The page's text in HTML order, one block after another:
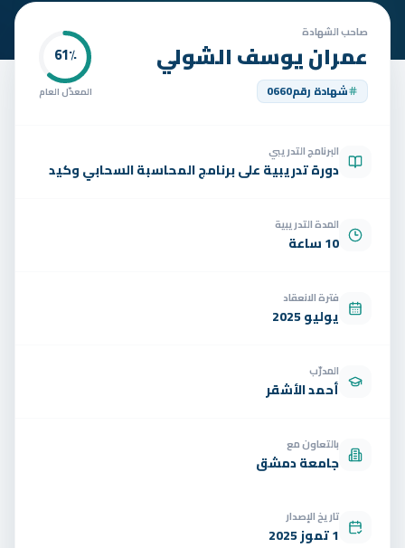
الأمان
تواصل
الوظائف
صاحب الشهادة
عمران يوسف الشولي
شهادة رقم0660
61٪
المعدّل العام
البرنامج التدريبي
دورة تدريبية على برنامج المحاسبة السحابي وكيد
المدة التدريبية
10 ساعة
فترة الانعقاد
يوليو 2025
المدرّب
أحمد الأشقر
بالتعاون مع
جامعة دمشق
تاريخ الإصدار
1 تموز 2025